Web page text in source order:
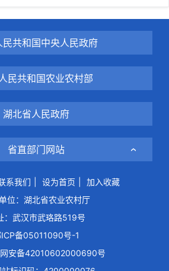
民共和国中央人民政府
民共和国农业农村部
湖北省人民政府
省直部门网站
系我们 设为首页
加入收藏
位：湖北省农业农村厅
：武汉市武珞路519号
备05011090号-1
安备42010602000690号